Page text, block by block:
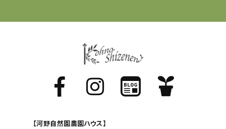
【河野自然園農園ハウス】